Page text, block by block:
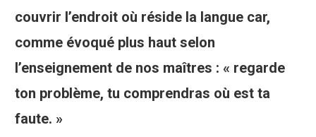
couvrir l’endroit où réside la langue car,
comme évoqué plus haut selon
l’enseignement de nos maîtres : « regarde
ton problème, tu comprendras où est ta
faute. »